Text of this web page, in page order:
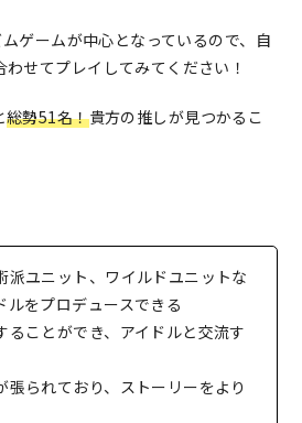
ゲームが中心となっているので、自
せてプレイしてみてください！
総勢51名！貴方の推しが見つかるこ
派ユニット、ワイルドユニットな
ルをプロデュースできる
ることができ、アイドルと交流す
張られており、ストーリーをより